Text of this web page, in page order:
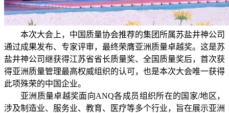
本次大会上，中国质量协会推荐的集团所属苏盐井神公司
通过成果发布、专家评审，最终荣膺亚洲质量卓越奖。这是苏
盐井神公司继获得江苏省省长质量奖、全国质量奖后，首次获
得亚洲质量管理最高权威组织的认可，也是本次大会唯一获得
此项殊荣的中国企业。
亚洲质量卓越奖面向ANQ各成员组织所在的国家/地区，
涉及制造业、服务业、教育、医疗等多个行业，旨在展示亚洲